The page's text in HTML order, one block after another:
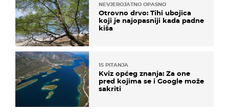
NEVJEROJATNO OPASNO
Otrovno drvo: Tihi ubojica
koji je najopasniji kada padne
kiša
15 PITANJA
Kviz općeg znanja: Za one
pred kojima se i Google može
sakriti